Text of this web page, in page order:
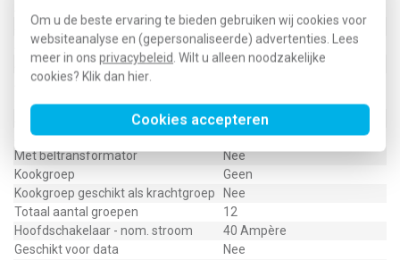
Om u de beste ervaring te bieden gebruiken wij cookies voor
websiteanalyse en (gepersonaliseerde) advertenties. Lees
meer in ons privacybeleid. Wilt u alleen noodzakelijke
cookies? Klik dan hier.
Cookies accepteren
Aantal aardlekschakelaars 300 mA
0
Aantal aardlekschakelaars 30 mA
3
Aantal directe groepen
0
Aantal groepen achter
12
Aantal polen hoofdschakelaar
4
Met beltransformator
Nee
Kookgroep
Geen
Kookgroep geschikt als krachtgroep
Nee
Totaal aantal groepen
12
Hoofdschakelaar - nom. stroom
40 Ampère
Geschikt voor data
Nee